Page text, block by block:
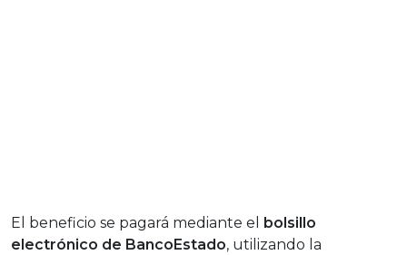
El beneficio se pagará mediante el
bolsillo
electrónico de BancoEstado, utilizando la